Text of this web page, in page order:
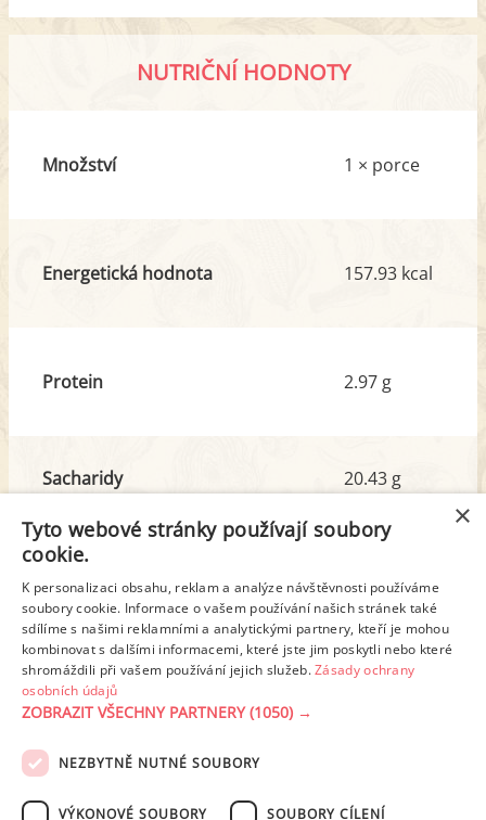
NUTRIČNÍ HODNOTY
Množství 1 × porce
Energetická hodnota 157.93 kcal
Protein 2.97 g
Sacharidy
z toho cukr
20.43 g
2.53 g
Tuk
z toho nas. mastné kyseliny
6.28 g
0.88 g
Detailní rozpis
PODMÍNKY UŽITÍ ZÁSADY OCHRANY OSOBNÍCH ÚDAJŮ
×
Tyto webové stránky používají soubory
cookie.
K personalizaci obsahu, reklam a analýze návštěvnosti používáme
soubory cookie. Informace o vašem používání našich stránek také
sdílíme s našimi reklamními a analytickými partnery, kteří je mohou
kombinovat s dalšími informacemi, které jste jim poskytli nebo které
shromáždili při vašem používání jejich služeb.Zásady ochrany
osobních údajů
ZOBRAZIT VŠECHNY PARTNERY(1050) →
NEZBYTNĚ NUTNÉ SOUBORY
VÝKONOVÉ SOUBORY SOUBORY CÍLENÍ